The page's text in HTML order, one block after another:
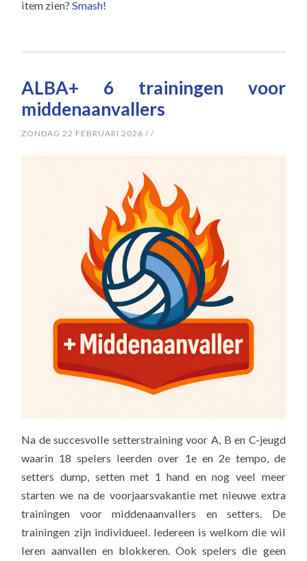
item zien?Smash!
ALBA+ 6 trainingen voor
middenaanvallers
ZONDAG 22 FEBRUARI 2026 //
Na de succesvolle setterstraining voor A, B en C-jeugd
waarin 18 spelers leerden over 1e en 2e tempo, de
setters dump, setten met 1 hand en nog veel meer
starten we na de voorjaarsvakantie met nieuwe extra
trainingen voor middenaanvallers en setters. De
trainingen zijn individueel. Iedereen is welkom die wil
leren aanvallen en blokkeren. Ook spelers die geen